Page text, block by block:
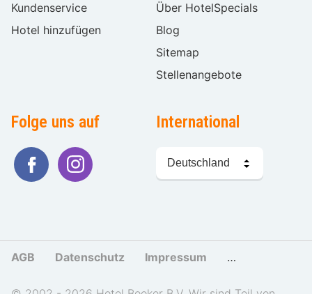
Kundenservice
Hotel hinzufügen
Über HotelSpecials
Blog
Sitemap
Stellenangebote
Folge uns auf International
wählen
AGB Datenschutz Impressum Cookies und